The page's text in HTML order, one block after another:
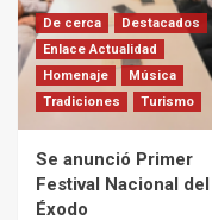
De cerca
Destacados
Enlace Actualidad
Homenaje
Música
Tradiciones
Turismo
Se anunció Primer
Festival Nacional del
Éxodo